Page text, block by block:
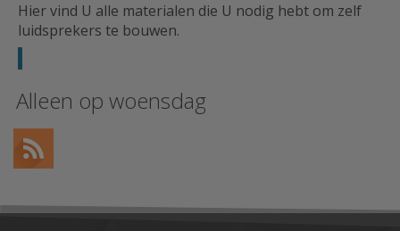
Hier vind U alle materialen die U nodig hebt om zelf
luidsprekers te bouwen.
Alleen op woensdag